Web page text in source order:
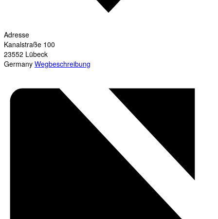
Adresse
Kanalstraße 100
23552 Lübeck
Germany Wegbeschreibung